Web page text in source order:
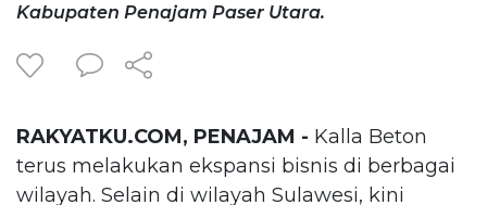
Kabupaten Penajam Paser Utara.
RAKYATKU.COM, PENAJAM - Kalla Beton
terus melakukan ekspansi bisnis di berbagai
wilayah. Selain di wilayah Sulawesi, kini